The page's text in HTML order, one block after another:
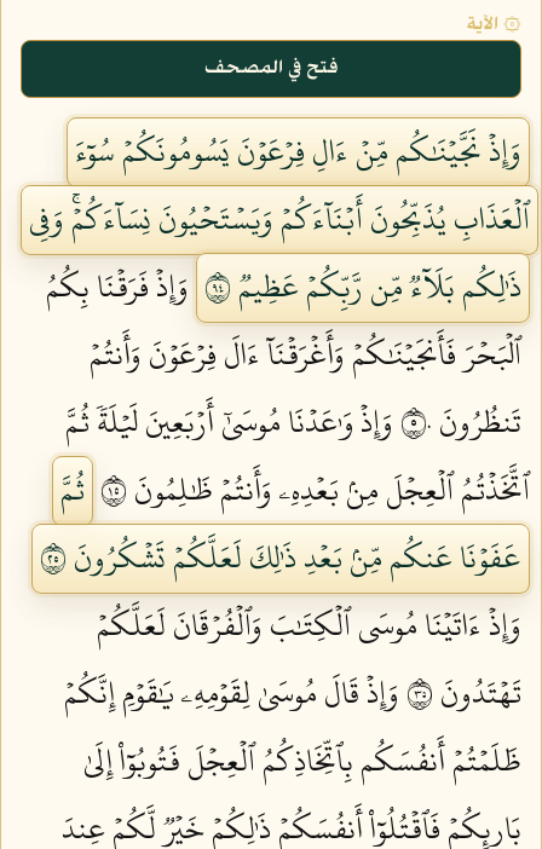
۞ الآية
فتح في المصحف
وَإِذۡ نَجَّيۡنَٰكُم مِّنۡ ءَالِ فِرۡعَوۡنَ يَسُومُونَكُمۡ سُوٓءَ
ٱلۡعَذَابِ يُذَبِّحُونَ أَبۡنَآءَكُمۡ وَيَسۡتَحۡيُونَ نِسَآءَكُمۡۚ وَفِي
ذَٰلِكُم بَلَآءٞ مِّن رَّبِّكُمۡ عَظِيمٞ ٤٩
وَإِذۡ فَرَقۡنَا بِكُمُ
ٱلۡبَحۡرَ فَأَنجَيۡنَٰكُمۡ وَأَغۡرَقۡنَآ ءَالَ فِرۡعَوۡنَ وَأَنتُمۡ
تَنظُرُونَ ٥٠
وَإِذۡ وَٰعَدۡنَا مُوسَىٰٓ أَرۡبَعِينَ لَيۡلَةٗ ثُمَّ
ٱتَّخَذۡتُمُ ٱلۡعِجۡلَ مِنۢ بَعۡدِهِۦ وَأَنتُمۡ ظَٰلِمُونَ ٥١
ثُمَّ
عَفَوۡنَا عَنكُم مِّنۢ بَعۡدِ ذَٰلِكَ لَعَلَّكُمۡ تَشۡكُرُونَ ٥٢
وَإِذۡ ءَاتَيۡنَا مُوسَى ٱلۡكِتَٰبَ وَٱلۡفُرۡقَانَ لَعَلَّكُمۡ
تَهۡتَدُونَ ٥٣
وَإِذۡ قَالَ مُوسَىٰ لِقَوۡمِهِۦ يَٰقَوۡمِ إِنَّكُمۡ
ظَلَمۡتُمۡ أَنفُسَكُم بِٱتِّخَاذِكُمُ ٱلۡعِجۡلَ فَتُوبُوٓاْ إِلَىٰ
بَارِئِكُمۡ فَٱقۡتُلُوٓاْ أَنفُسَكُمۡ ذَٰلِكُمۡ خَيۡرٞ لَّكُمۡ عِندَ